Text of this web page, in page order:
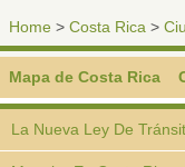
Home > Costa Rica >
Mapa de Costa Rica
La Nueva Ley De